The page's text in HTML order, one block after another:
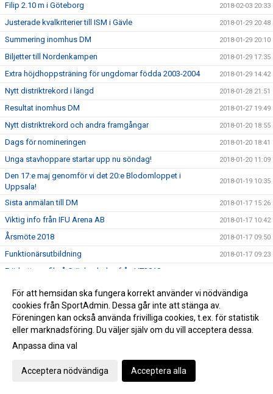
Filip 2.10 m i Göteborg 2018-02-03 20:33
Justerade kvalkriterier till ISM i Gävle 2018-01-29 20:48
Summering inomhus DM 2018-01-29 20:10
Biljetter till Nordenkampen 2018-01-29 17:35
Extra höjdhoppsträning för ungdomar födda 2003-2004 2018-01-29 14:42
Nytt distriktrekord i längd 2018-01-28 21:51
Resultat inomhus DM 2018-01-27 19:49
Nytt distriktrekord och andra framgångar 2018-01-20 18:55
Dags för nomineringen 2018-01-20 18:41
Unga stavhoppare startar upp nu söndag! 2018-01-20 11:09
Den 17:e maj genomför vi det 20:e Blodomloppet i
Uppsala!
2018-01-19 10:35
Sista anmälan till DM 2018-01-17 15:26
Viktig info från IFU Arena AB 2018-01-17 10:42
Årsmöte 2018 2018-01-17 09:50
Funktionärsutbildning 2018-01-17 09:23
Friidrottsprofil på Gränbyskolan från HT2018
Mondo fick pris på Idrottsgalan 2018-01-16 10:00
Nytt juniorvärldsrekord i säsongsdebut - men dessvärre
ogiltig
2018-01-13 17:26
Biljetter till Nordenkampen som UIF:are 2018-01-12 10:49
UIF tackar alla som gjorde helgen till en succé
Tre nya distriktrekord i början på säsongen
För att hemsidan ska fungera korrekt använder vi nödvändiga
cookies från SportAdmin. Dessa går inte att stänga av.
Föreningen kan också använda frivilliga cookies, t.ex. för statistik
eller marknadsföring. Du väljer själv om du vill acceptera dessa.
Anpassa dina val
Acceptera nödvändiga Acceptera alla